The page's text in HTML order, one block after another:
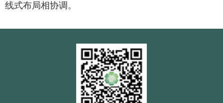
线式布局相协调。